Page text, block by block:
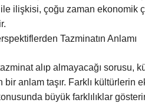
ilişkisi, çoğu zaman ekonomik
Tazminatın Anlamı
alıp almayacağı sorusu,
bir anlam taşır. Farklı kültürlerin
büyük farklılıklar